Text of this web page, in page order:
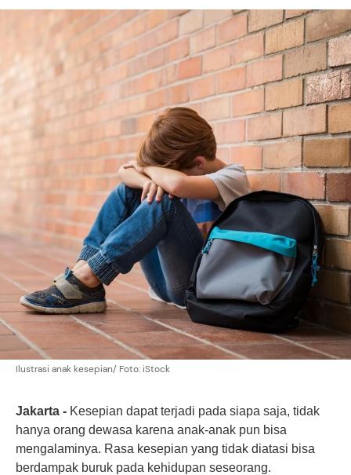
Ilustrasi anak kesepian/ Foto: iStock
Jakarta - Kesepian dapat terjadi pada siapa saja, tidak
hanya orang dewasa karena anak-anak pun bisa
mengalaminya. Rasa kesepian yang tidak diatasi bisa
berdampak buruk pada kehidupan seseorang.